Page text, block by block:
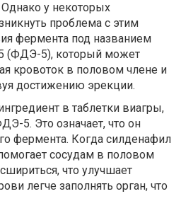
у некоторых
проблема с этим
фермента под названием
(ФДЭ-5), который может
кровоток в половом члене и
достижению эрекции.
в таблетки виагры,
5. Это означает, что он
фермента. Когда силденафил
сосудам в половом
что улучшает
легче заполнять орган, что